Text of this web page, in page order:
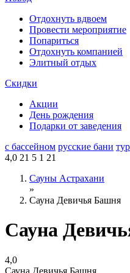
Отдохнуть вдвоем
Провести мероприятие
Попариться
Отдохнуть компанией
Элитный отдых
Скидки
Акции
День рождения
Подарки от заведения
с бассейном русские бани
4,0 21 5 1 21
Сауны Астрахани
»
Сауна Девичья Башня
Сауна
4,0
Сауна Девичья Башня